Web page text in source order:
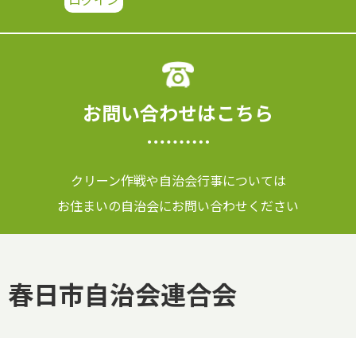
お問い合わせはこちら
クリーン作戦や自治会行事については
お住まいの自治会にお問い合わせください
春日市自治会連合会